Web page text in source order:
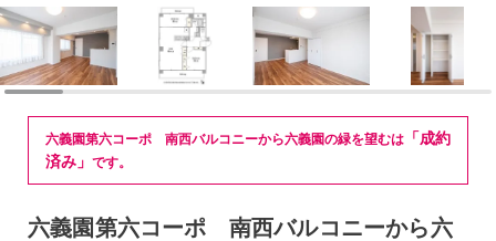
六義園第六コーポ 南西バルコニーから六義園の緑を望むは 「成約
済み」 です。
六義園第六コーポ 南西バルコニーから六